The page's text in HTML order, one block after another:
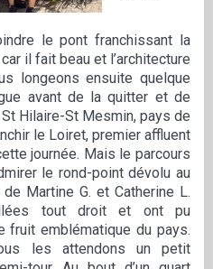
le pont franchissant la
il fait beau et l’architecture
longeons ensuite quelque
avant de la quitter et de
Hilaire-St Mesmin, pays de
le Loiret, premier affluent
journée. Mais le parcours
le rond-point dévolu au
Martine G. et Catherine L.
tout droit et ont pu
fruit emblématique du pays.
les attendons un petit